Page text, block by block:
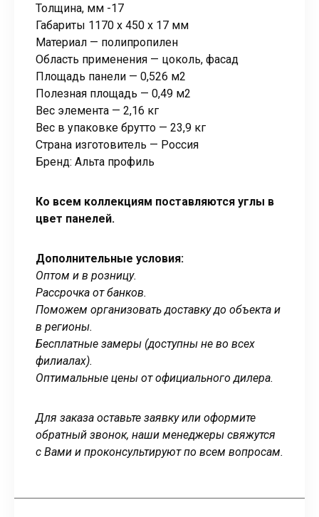
Толщина, мм -17
Габариты 1170 x 450 x 17 мм
Материал — полипропилен
Область применения — цоколь, фасад
Площадь панели — 0,526 м2
Полезная площадь — 0,49 м2
Вес элемента — 2,16 кг
Вес в упаковке брутто — 23,9 кг
Страна изготовитель — Россия
Бренд: Альта профиль
Ко всем коллекциям поставляются углы в
цвет панелей.
Дополнительные условия:
Оптом и в розницу.
Рассрочка от банков.
Поможем организовать доставку до объекта и
в регионы.
Бесплатные замеры (доступны не во всех
филиалах).
Оптимальные цены от официального дилера.
Для заказа оставьте заявку или оформите
обратный звонок, наши менеджеры свяжутся
с Вами и проконсультируют по всем вопросам.